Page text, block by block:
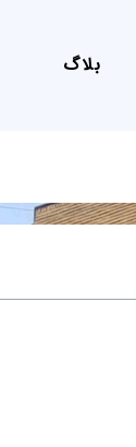
بلاگ